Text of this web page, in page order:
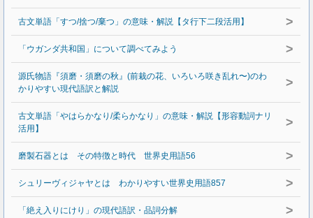
古文単語「すつ/捨つ/棄つ」の意味・解説【タ行下二段活用】 >
「ウガンダ共和国」について調べてみよう >
源氏物語『須磨・須磨の秋』(前栽の花、いろいろ咲き乱れ〜)のわ
かりやすい現代語訳と解説
>
古文単語「やはらかなり/柔らかなり」の意味・解説【形容動詞ナリ
活用】
>
磨製石器とは その特徴と時代 世界史用語56 >
シュリーヴィジャヤとは わかりやすい世界史用語857 >
「絶え入りにけり」の現代語訳・品詞分解 >